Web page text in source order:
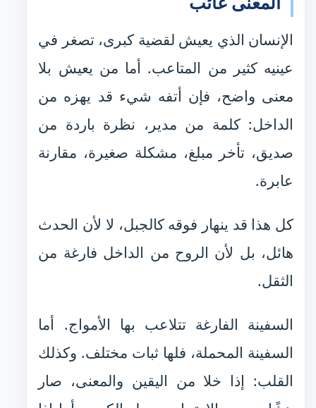
الإنسان الذي يعيش لقضية كبرى، تصغر في
عينيه كثير من المتاعب. أما من يعيش بلا
معنى واضح، فإن أتفه شيء قد يهزه من
الداخل: كلمة من مدير، نظرة باردة من
صديق، تأخر مبلغ، مشكلة صغيرة، مقارنة
عابرة.
كل هذا قد ينهار فوقه كالجبل، لا لأن الحدث
هائل، بل لأن الروح من الداخل فارغة من
الثقل.
السفينة الفارغة تتلاعب بها الأمواج. أما
السفينة المحملة، فلها ثبات مختلف. وكذلك
القلب: إذا خلا من اليقين والمعنى، صار